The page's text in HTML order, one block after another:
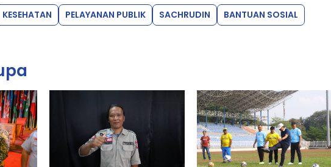
KESEHATAN PELAYANAN PUBLIK SACHRUDIN
BANTUAN SOSIAL